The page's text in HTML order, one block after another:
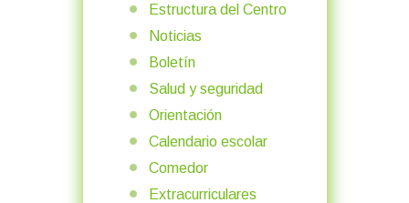
Estructura del Centro
Noticias
Boletín
Salud y seguridad
Orientación
Calendario escolar
Comedor
Extracurriculares